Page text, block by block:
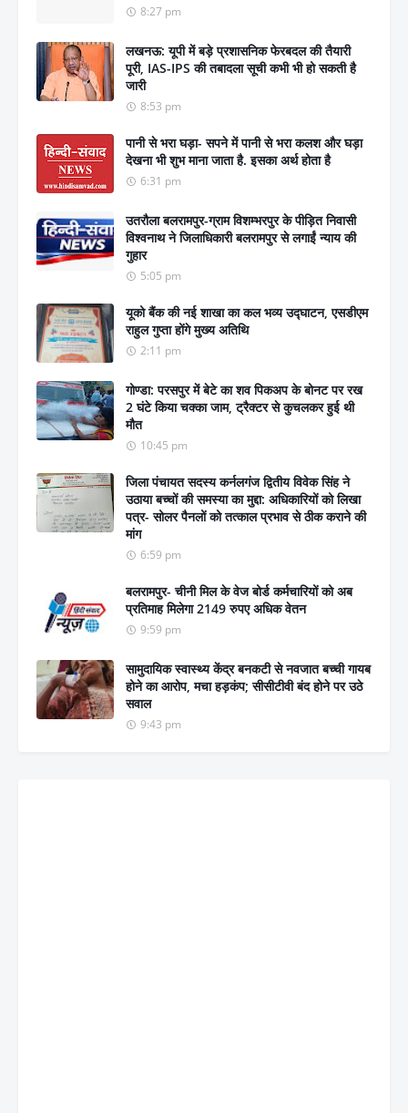
8:27 pm
लखनऊ: यूपी में बड़े प्रशासनिक फेरबदल की तैयारी
पूरी, IAS-IPS की तबादला सूची कभी भी हो सकती है
जारी
8:53 pm
पानी से भरा घड़ा- सपने में पानी से भरा कलश और घड़ा
देखना भी शुभ माना जाता है. इसका अर्थ होता है
6:31 pm
उतरौला बलरामपुर-ग्राम विशम्भरपुर के पीड़ित निवासी
विश्वनाथ ने जिलाधिकारी बलरामपुर से लगाईं न्याय की
गुहार
5:05 pm
यूको बैंक की नई शाखा का कल भव्य उद्घाटन, एसडीएम
राहुल गुप्ता होंगे मुख्य अतिथि
2:11 pm
गोण्डा: परसपुर में बेटे का शव पिकअप के बोनट पर रख
2 घंटे किया चक्का जाम, ट्रैक्टर से कुचलकर हुई थी
मौत
10:45 pm
जिला पंचायत सदस्य कर्नलगंज द्वितीय विवेक सिंह ने
उठाया बच्चों की समस्या का मुद्दा: अधिकारियों को लिखा
पत्र- सोलर पैनलों को तत्काल प्रभाव से ठीक कराने की
मांग
6:59 pm
बलरामपुर- चीनी मिल के वेज बोर्ड कर्मचारियों को अब
प्रतिमाह मिलेगा 2149 रुपए अधिक वेतन
9:59 pm
सामुदायिक स्वास्थ्य केंद्र बनकटी से नवजात बच्ची गायब
होने का आरोप, मचा हड़कंप; सीसीटीवी बंद होने पर उठे
सवाल
9:43 pm